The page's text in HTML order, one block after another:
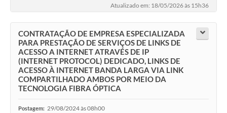
Atualizado em: 18/05/2026 às 15h36
CONTRATAÇÃO DE EMPRESA ESPECIALIZADA
PARA PRESTAÇÃO DE SERVIÇOS DE LINKS DE
ACESSO A INTERNET ATRAVÉS DE IP
(INTERNET PROTOCOL) DEDICADO, LINKS DE
ACESSO À INTERNET BANDA LARGA VIA LINK
COMPARTILHADO AMBOS POR MEIO DA
TECNOLOGIA FIBRA ÓPTICA
Postagem: 29/08/2024 às 08h00